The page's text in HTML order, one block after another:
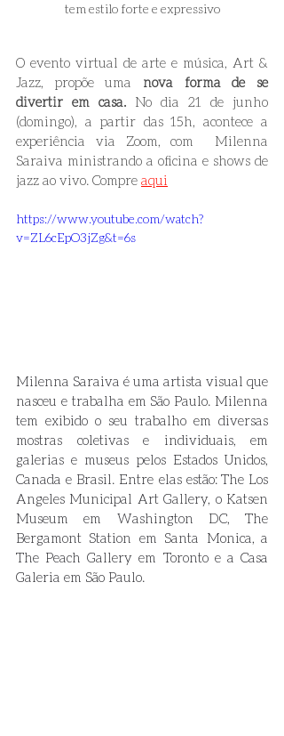
tem estilo forte e expressivo
O evento virtual de arte e música, Art &
Jazz, propõe uma nova forma de se
divertir em casa. No dia 21 de junho
(domingo), a partir das 15h, acontece a
experiência via Zoom, com  Milenna
Saraiva ministrando a oficina e shows de
jazz ao vivo. Compre aqui
https://www.youtube.com/watch?
v=ZL6cEpO3jZg&t=6s
Milenna Saraiva é uma artista visual que
nasceu e trabalha em São Paulo. Milenna
tem exibido o seu trabalho em diversas
mostras coletivas e individuais, em
galerias e museus pelos Estados Unidos,
Canada e Brasil. Entre elas estão: The Los
Angeles Municipal Art Gallery, o Katsen
Museum em Washington DC, The
Bergamont Station em Santa Monica, a
The Peach Gallery em Toronto e a Casa
Galeria em São Paulo.